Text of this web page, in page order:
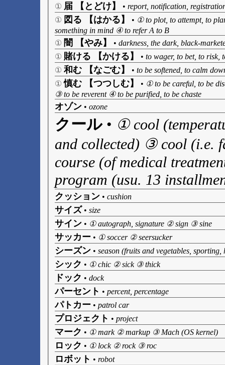
① 届 【とどけ】 • report, notification,
① 図る 【はかる】 • ① to plot, to attempt, to
something in mind ④ to refer A to B
① 闇 【やみ】 • darkness, the dark, black-
① 賭ける 【かける】 • to wager, to bet, to risk,
① 和む 【なごむ】 • to be softened, to calm
① 慎む 【つつしむ】 • ① to be careful, to be
③ to be reverent ④ to be purified, to be chaste
オゾン • ozone
クール• ① cool
and collected) ③ cool (i.e.
course (of medical
program (usu. 13
クッション • cushion
サイズ • size
サイン • ① autograph, signature ② sign ③ sine
サッカー • ① soccer ② seersucker
シーズン • season (fruits and vegetables, sporting,
シック • ① chic ② sick ③ thick
ドック • dock
パーセント • percent, percentage
パトカー • patrol car
プロジェクト • project
マーク • ① mark ② markup ③ Mach (OS kernel)
ロック • ① lock ② rock ③ roc
ロボット • robot